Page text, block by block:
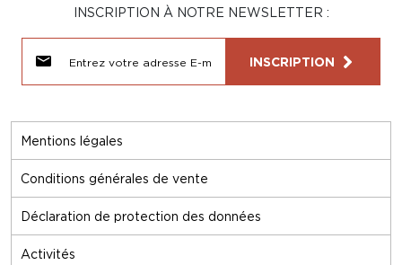
Mentions légales
Conditions générales de vente
Déclaration de protection des données
Activités
INSCRIPTION À NOTRE NEWSLETTER :
INSCRIPTION